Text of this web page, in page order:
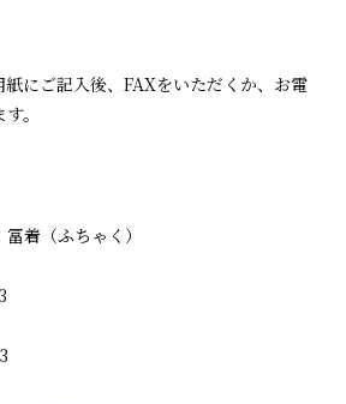
にご記入後、FAXをいただくか、お電
。
着（ふちゃく）